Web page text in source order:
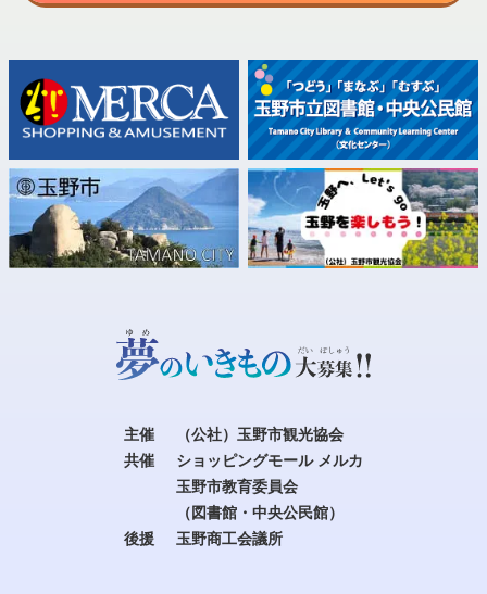
主催
（公社）玉野市観光協会
共催
ショッピングモール メルカ
玉野市教育委員会
（図書館・中央公民館）
後援
玉野商工会議所